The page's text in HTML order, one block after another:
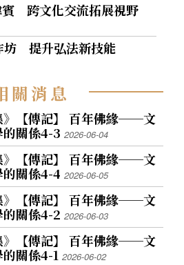
賓 跨文化交流拓展視野
坊 提升弘法新技能
關消息
》【傳記】 百年佛緣──文
的關係4-32026-06-04
》【傳記】 百年佛緣──文
的關係4-42026-06-05
》【傳記】 百年佛緣──文
的關係4-22026-06-03
》【傳記】 百年佛緣──文
的關係4-12026-06-02